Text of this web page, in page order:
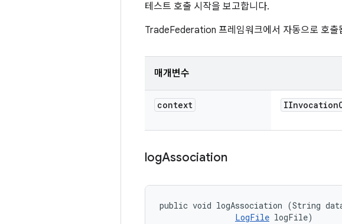
테스트 호출 시작을 보고합니다.
TradeFederation 프레임워크에서 자동으로 호출
매개변수
context IInvocation
logAssociation
public void logAssociation (String
LogFile logFile)